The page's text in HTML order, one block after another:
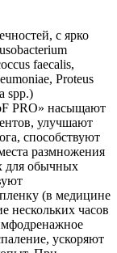
с ярко
faecalis,
Proteus
spp.)
PRO» насыщают
улучшают
способствуют
размножения
для обычных
(в медицине
нескольких часов
ускоряют